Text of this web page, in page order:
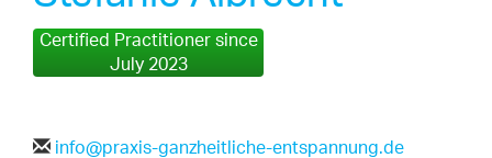
Certified Practitioner since
July 2023
info@praxis-ganzheitliche-entspannung.de